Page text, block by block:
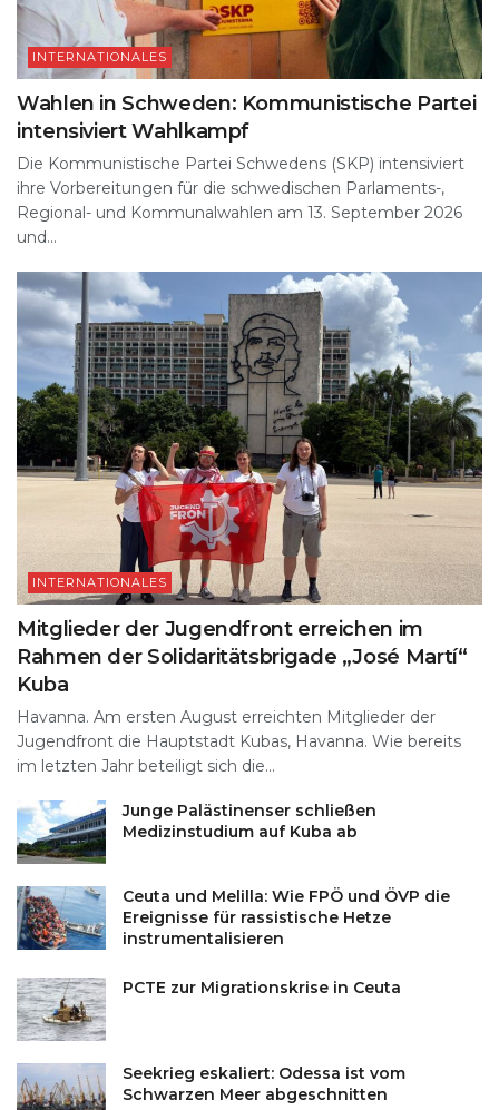
INTERNATIONALES
Wahlen in Schweden: Kommunistische Partei
intensiviert Wahlkampf
Die Kommunistische Partei Schwedens (SKP) intensiviert
ihre Vorbereitungen für die schwedischen Parlaments-,
Regional- und Kommunalwahlen am 13. September 2026
und...
INTERNATIONALES
Mitglieder der Jugendfront erreichen im
Rahmen der Solidaritätsbrigade „José Martí“
Kuba
Havanna. Am ersten August erreichten Mitglieder der
Jugendfront die Hauptstadt Kubas, Havanna. Wie bereits
im letzten Jahr beteiligt sich die...
Junge Palästinenser schließen
Medizinstudium auf Kuba ab
Ceuta und Melilla: Wie FPÖ und ÖVP die
Ereignisse für rassistische Hetze
instrumentalisieren
PCTE zur Migrationskrise in Ceuta
Seekrieg eskaliert: Odessa ist vom
Schwarzen Meer abgeschnitten